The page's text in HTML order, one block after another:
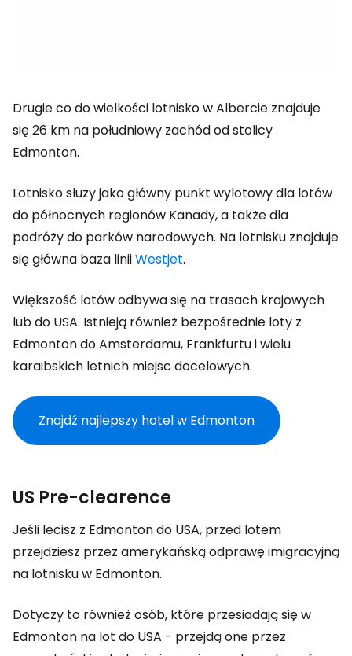
Drugie co do wielkości lotnisko w Albercie znajduje
się 26 km na południowy zachód od stolicy
Edmonton.
Lotnisko służy jako główny punkt wylotowy dla lotów
do północnych regionów Kanady, a także dla
podróży do parków narodowych. Na lotnisku znajduje
się główna baza liniiWestjet.
Większość lotów odbywa się na trasach krajowych
lub do USA. Istnieją również bezpośrednie loty z
Edmonton do Amsterdamu, Frankfurtu i wielu
karaibskich letnich miejsc docelowych.
Znajdź najlepszy hotel w Edmonton
US Pre-clearence
Jeśli lecisz z Edmonton do USA, przed lotem
przejdziesz przez amerykańską odprawę imigracyjną
na lotnisku w Edmonton.
Dotyczy to również osób, które przesiadają się w
Edmonton na lot do USA - przejdą one przez